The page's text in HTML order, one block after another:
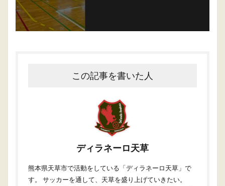
この記事を書いた人
ディラネーロ天草
熊本県天草市で活動をしている「ディラネーロ天草」で
す。 サッカーを通して、天草を盛り上げていきたい。